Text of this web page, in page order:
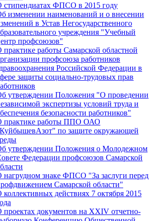
стипендиатах ФПСО в 2015 году
изменении наименований и о внесении
в Устав Негосударственного
учреждения "Учебный
профсоюзов"
практике работы Самарской областной
профсоюза работников
Российской Федерации в
защиты социально-трудовых прав
утверждении Положения "О проведении
экспертизы условий труда и
безопасности работников"
практике работы ППО ОАО
по защите окружающей
утверждении Положения о Молодежном
Федерации профсоюзов Самарской
нагрудном знаке ФПСО "За заслуги перед
Самарской области"
коллективных действиях 7 октября 2015
проектах документов на XXIV отчетно-